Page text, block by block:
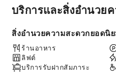
บริการและสิ่งอำนวย
สิ่งอำนวยความสะดวกยอดนิ
ร้านอาหาร
ลิฟต์
บริการรับฝากสัมภาระ